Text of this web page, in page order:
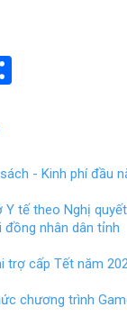
- Kinh phí đầu
Y tế theo Nghị
nhân dân tỉnh
trợ cấp Tết năm
chương trình